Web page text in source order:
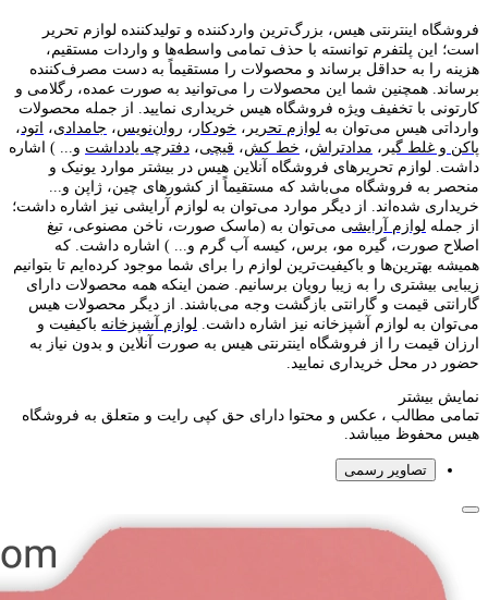
فروشگاه اینترنتی هیس، بزرگ‌ترین وارد‌کننده و تولید‌کننده لوازم تحریر
است؛ این پلتفرم توانسته با حذف تمامی واسطه‌ها و واردات مستقیم،
هزینه را به حداقل برساند و محصولات را مستقیماً به دست مصرف‌کننده
برساند. همچنین شما این محصولات را می‌توانید به صورت عمده، رگلامی و
کارتونی با تخفیف ویژه فروشگاه هیس خریداری نمایید. از جمله محصولات
وارداتی هیس می‌توان به لوازم تحریر ، خودکار ، روان‌نویس، جامدادی، اتود،
پاکن و غلط گیر ، مدادتراش، خط کش، قیچی، دفترچه یادداشت و... ) اشاره
داشت. لوازم تحریر‌های فروشگاه آنلاین هیس در بیشتر موارد یونیک و
منحصر به فروشگاه می‌باشد که مستقیماً از کشور‌های چین، ژاپن و...
خریداری شده‌اند. از دیگر موارد می‌توان به لوازم آرایشی نیز اشاره داشت؛
از جمله لوازم آرایشی می‌توان به (ماسک صورت، ناخن مصنوعی، تیغ
اصلاح صورت، گیره مو، برس، کیسه آب گرم و... ) اشاره داشت. که
همیشه بهترین‌ها و باکیفیت‌ترین لوازم را برای شما موجود کرده‌ایم تا بتوانیم
زیبایی بیشتری را به زیبا رویان برسانیم. ضمن اینکه همه محصولات دارای
گارانتی قیمت و گارانتی بازگشت وجه می‌باشند. از دیگر محصولات هیس
می‌توان به لوازم آشپزخانه نیز اشاره داشت. لوازم آشپزخانه باکیفیت و
ارزان قیمت را از فروشگاه اینترنتی هیس به صورت آنلاین و بدون نیاز به
حضور در محل خریداری نمایید.
نمایش بیشتر
تمامی مطالب ، عکس و محتوا دارای حق کپی رایت و متعلق به فروشگاه
هیس محفوظ میباشد.
تصاویر رسمی